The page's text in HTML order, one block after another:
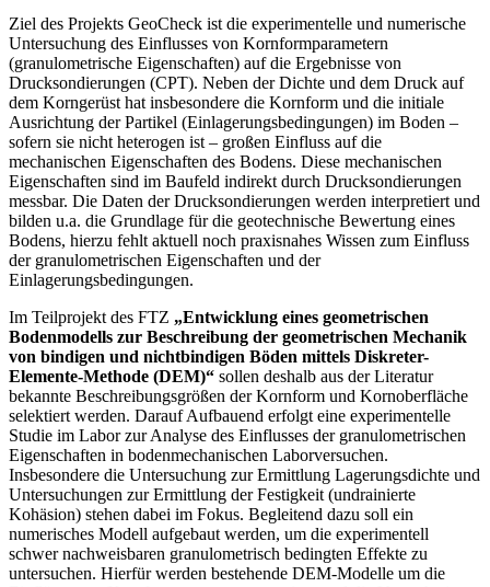
Ziel des Projekts GeoCheck ist die experimentelle und numerische
Untersuchung des Einflusses von Kornformparametern
(granulometrische Eigenschaften) auf die Ergebnisse von
Drucksondierungen (CPT). Neben der Dichte und dem Druck auf
dem Korngerüst hat insbesondere die Kornform und die initiale
Ausrichtung der Partikel (Einlagerungsbedingungen) im Boden –
sofern sie nicht heterogen ist – großen Einfluss auf die
mechanischen Eigenschaften des Bodens. Diese mechanischen
Eigenschaften sind im Baufeld indirekt durch Drucksondierungen
messbar. Die Daten der Drucksondierungen werden interpretiert und
bilden u.a. die Grundlage für die geotechnische Bewertung eines
Bodens, hierzu fehlt aktuell noch praxisnahes Wissen zum Einfluss
der granulometrischen Eigenschaften und der
Einlagerungsbedingungen.
Im Teilprojekt des FTZ „Entwicklung eines geometrischen
Bodenmodells zur Beschreibung der geometrischen Mechanik
von bindigen und nichtbindigen Böden mittels Diskreter-
Elemente-Methode (DEM)“ sollen deshalb aus der Literatur
bekannte Beschreibungsgrößen der Kornform und Kornoberfläche
selektiert werden. Darauf Aufbauend erfolgt eine experimentelle
Studie im Labor zur Analyse des Einflusses der granulometrischen
Eigenschaften in bodenmechanischen Laborversuchen.
Insbesondere die Untersuchung zur Ermittlung Lagerungsdichte und
Untersuchungen zur Ermittlung der Festigkeit (undrainierte
Kohäsion) stehen dabei im Fokus. Begleitend dazu soll ein
numerisches Modell aufgebaut werden, um die experimentell
schwer nachweisbaren granulometrisch bedingten Effekte zu
untersuchen. Hierfür werden bestehende DEM-Modelle um die